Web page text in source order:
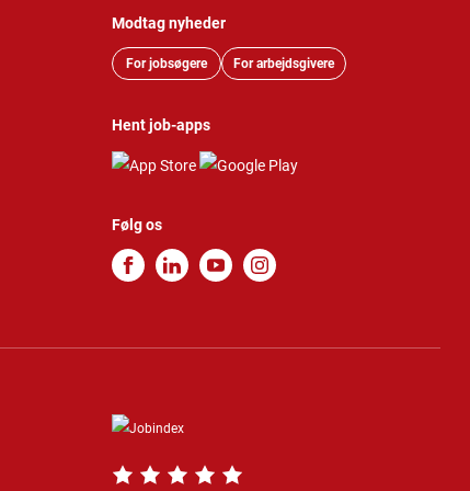
Modtag nyheder
For jobsøgere For arbejdsgivere
Hent job-apps
Følg os